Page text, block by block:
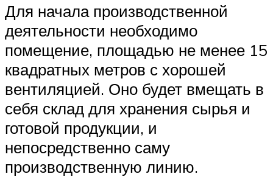
Для начала производственной
деятельности необходимо
помещение, площадью не менее 15
квадратных метров с хорошей
вентиляцией. Оно будет вмещать в
себя склад для хранения сырья и
готовой продукции, и
непосредственно саму
производственную линию.